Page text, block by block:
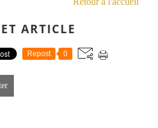
ARTICLE
Repost 0